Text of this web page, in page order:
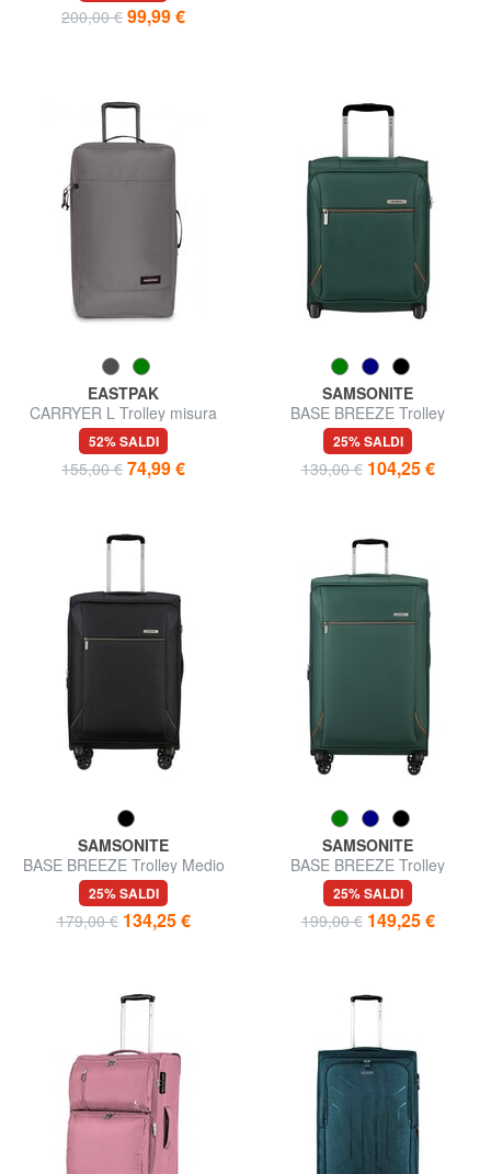
200,00 € 99,99 €
EASTPAK
CARRYER L Trolley misura
grande
52% SALDI
155,00 € 74,99 €
SAMSONITE
BASE BREEZE Trolley
Underseater
25% SALDI
139,00 € 104,25 €
SAMSONITE
BASE BREEZE Trolley Medio
25% SALDI
179,00 € 134,25 €
SAMSONITE
BASE BREEZE Trolley
Grande, espandibile
25% SALDI
199,00 € 149,25 €